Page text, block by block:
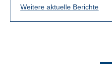
Weitere aktuelle Berichte